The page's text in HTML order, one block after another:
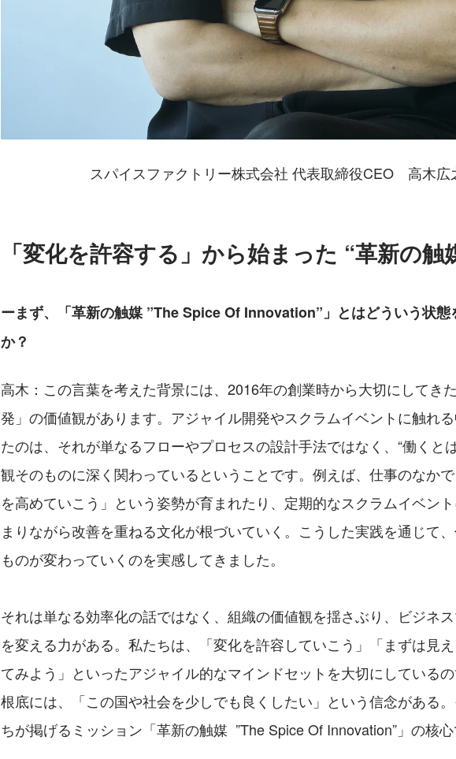
スパイスファクトリー株式会社 代表取締役CEO　高木広
「変化を許容する」から始まった “革新の触
ーまず、「革新の触媒 ”The Spice Of Innovation”」とはどういう状態
か？
高木：この言葉を考えた背景には、2016年の創業時から大切にしてき
発」の価値観があります。アジャイル開発やスクラムイベントに触れ
たのは、それが単なるフローやプロセスの設計手法ではなく、“働くと
観そのものに深く関わっているということです。例えば、仕事のなか
を高めていこう」という姿勢が育まれたり、定期的なスクラムイベン
まりながら改善を重ねる文化が根づいていく。こうした実践を通じて
ものが変わっていくのを実感してきました。
それは単なる効率化の話ではなく、組織の価値観を揺さぶり、ビジネ
を変える力がある。私たちは、「変化を許容していこう」「まずは見
てみよう」といったアジャイル的なマインドセットを大切にしている
根底には、「この国や社会を少しでも良くしたい」という信念がある
ちが掲げるミッション「革新の触媒  ”The Spice Of Innovation”」の核心